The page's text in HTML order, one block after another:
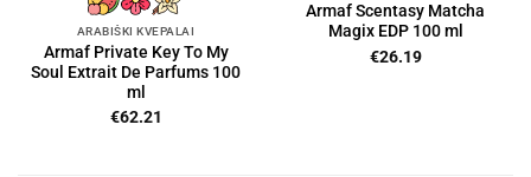
ARABIŠKI KVEPALAI
Armaf Private Key To My
Soul Extrait De Parfums 100
ml
€62.21
Armaf Scentasy Matcha
Magix EDP 100 ml
€26.19